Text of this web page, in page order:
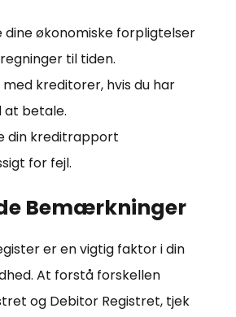
dine økonomiske forpligtelser
til tiden.
kreditorer, hvis du har
betale.
din kreditrapport
for fejl.
Bemærkninger
er en vigtig faktor i din
At forstå forskellen
og Debitor Registret, tjek